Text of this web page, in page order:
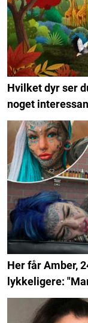
Hvilket dyr ser
noget
Her får Amber,
lykkeligere: